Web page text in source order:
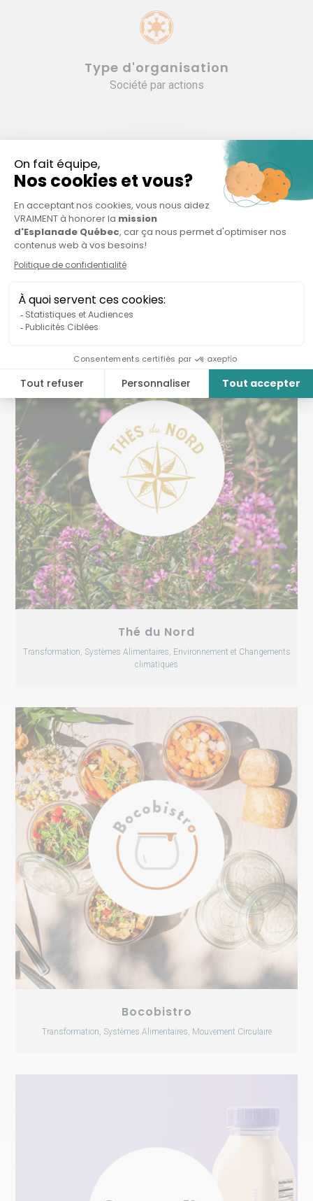
Type d'organisation
Société par actions
Thé du Nord
Transformation, Systèmes Alimentaires, Environnement et Changements
climatiques
Bocobistro
Transformation, Systèmes Alimentaires, Mouvement Circulaire